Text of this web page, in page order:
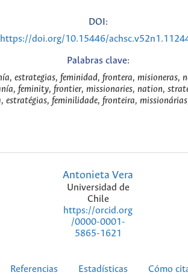
DOI:
https://doi.org/10.15446/
Palabras clave:
estrategias, feminidad, frontera, misioneras,
feminity, frontier, missionaries, nation,
estratégias, feminilidade, fronteira,
Antonieta Vera
Universidad de
Chile
https://orcid.org
/0000-0001-
5865-1621
Referencias Estadísticas Cómo